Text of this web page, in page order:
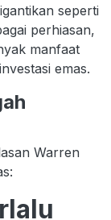
seperti
perhiasan,
manfaat
emas.
Warren